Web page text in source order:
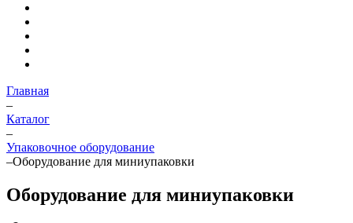
Главная
–
Каталог
–
Упаковочное оборудование
–Оборудование для миниупаковки
Оборудование для миниупаковки